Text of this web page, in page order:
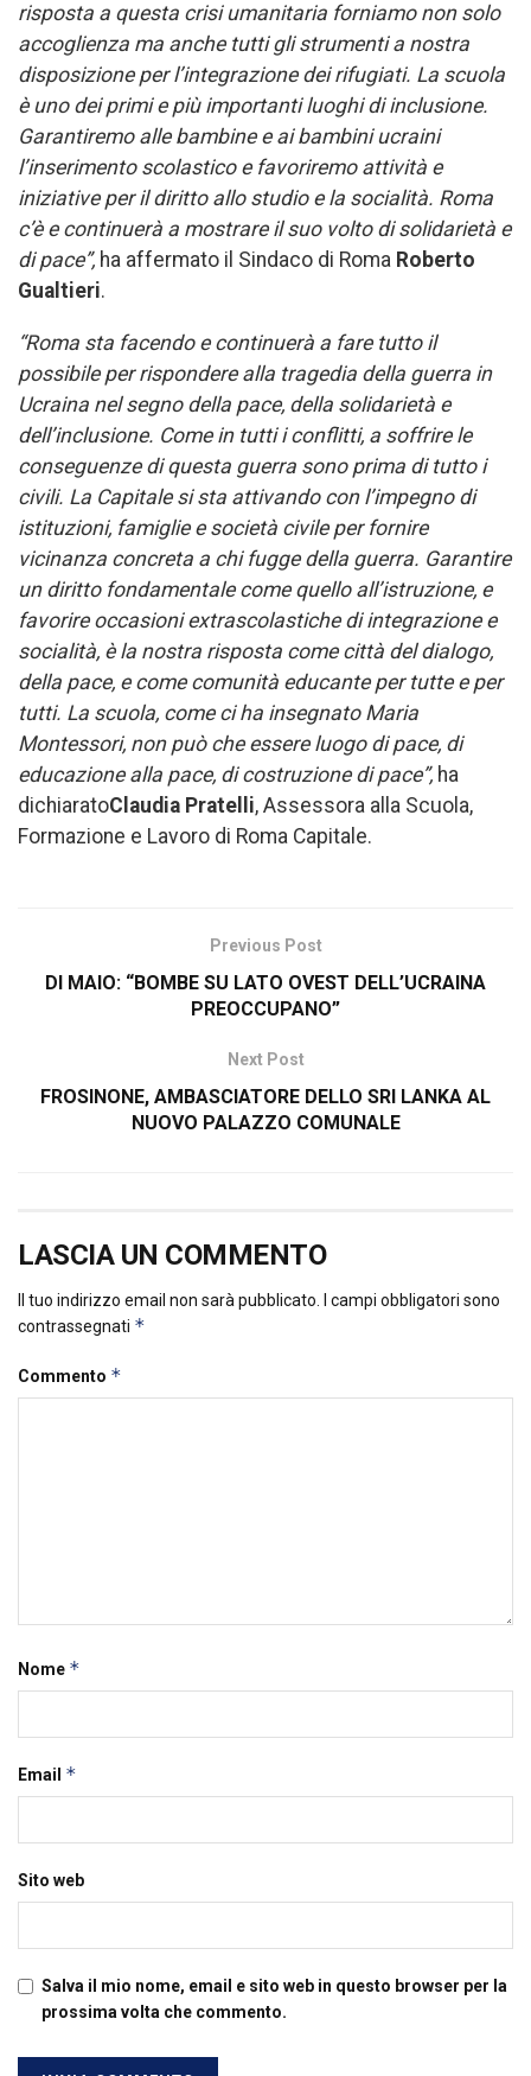
risposta a questa crisi umanitaria forniamo non solo
accoglienza ma anche tutti gli strumenti a nostra
disposizione per l’integrazione dei rifugiati. La scuola
è uno dei primi e più importanti luoghi di inclusione.
Garantiremo alle bambine e ai bambini ucraini
l’inserimento scolastico e favoriremo attività e
iniziative per il diritto allo studio e la socialità. Roma
c’è e continuerà a mostrare il suo volto di solidarietà e
di pace”, ha affermato il Sindaco di Roma Roberto
Gualtieri.
“Roma sta facendo e continuerà a fare tutto il
possibile per rispondere alla tragedia della guerra in
Ucraina nel segno della pace, della solidarietà e
dell’inclusione. Come in tutti i conflitti, a soffrire le
conseguenze di questa guerra sono prima di tutto i
civili. La Capitale si sta attivando con l’impegno di
istituzioni, famiglie e società civile per fornire
vicinanza concreta a chi fugge della guerra. Garantire
un diritto fondamentale come quello all’istruzione, e
favorire occasioni extrascolastiche di integrazione e
socialità, è la nostra risposta come città del dialogo,
della pace, e come comunità educante per tutte e per
tutti. La scuola, come ci ha insegnato Maria
Montessori, non può che essere luogo di pace, di
educazione alla pace, di costruzione di pace”, ha
dichiaratoClaudia Pratelli, Assessora alla Scuola,
Formazione e Lavoro di Roma Capitale.
Previous Post
DI MAIO: “BOMBE SU LATO OVEST DELL’UCRAINA
PREOCCUPANO”
Next Post
FROSINONE, AMBASCIATORE DELLO SRI LANKA AL
NUOVO PALAZZO COMUNALE
LASCIA UN COMMENTO
Il tuo indirizzo email non sarà pubblicato.
I campi obbligatori sono
contrassegnati *
Commento *
Nome *
Email *
Sito web
Salva il mio nome, email e sito web in questo browser per la
prossima volta che commento.